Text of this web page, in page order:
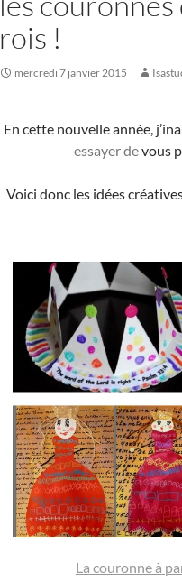
rois !
mercredi 7 janvier 2015
En cette nouvelle année,
essayer devous
Voici donc les idées
La couronne à